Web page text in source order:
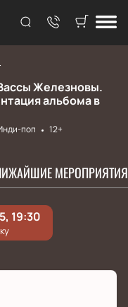
Железновы.
альбома в
поп
12+
МЕРОПРИЯТИЯ